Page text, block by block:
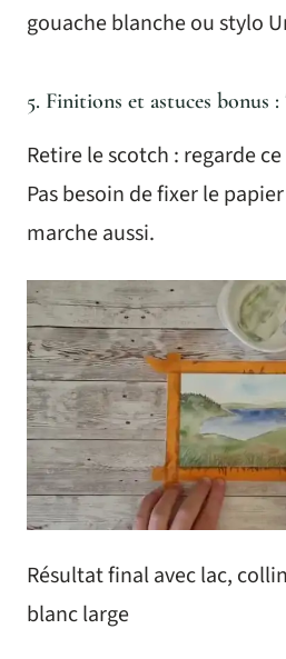
gouache blanche ou stylo
5. Finitions et astuces bonus
Retire le scotch : regarde
Pas besoin de fixer le
marche aussi.
Résultat final avec lac,
blanc large